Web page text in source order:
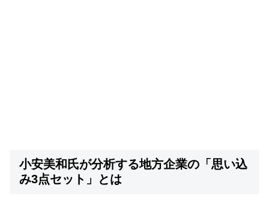
小安美和氏が分析する地方企業の「思い込
み3点セット」とは